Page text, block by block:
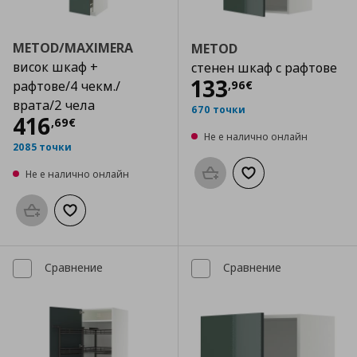
METOD/MAXIMERA
висок шкаф +
рафтове/4 чекм./
врата/2 чела
416,69€
Цена
2085 точки
Не е налично онлайн
Προσθήκη στο καλάθι
Добави към списъка с любими
METOD
стенен шкаф с рафтове
133,96€
Цена
670 точки
Не е налично онлайн
Προσθήκη στο καλάθι
Добави към
Сравнение Сравнение